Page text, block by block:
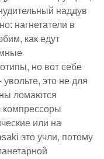
наддув
нагнетатели в
как едут
но вот себе
увольте, это не для
ломаются
компрессоры
или на
это учли, потому